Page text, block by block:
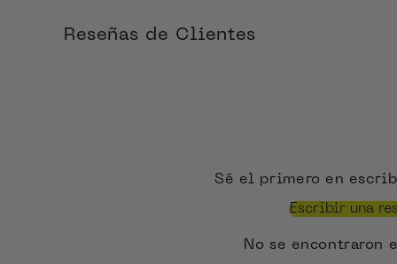
Reseñas de Clientes
Sé el primero en
Escribir una
No se encontraron